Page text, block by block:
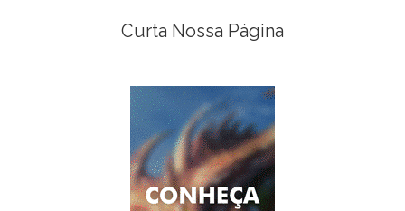
Curta Nossa Página